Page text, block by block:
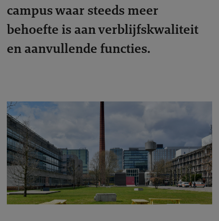
campus waar steeds meer
behoefte is aan verblijfskwaliteit
en aanvullende functies.